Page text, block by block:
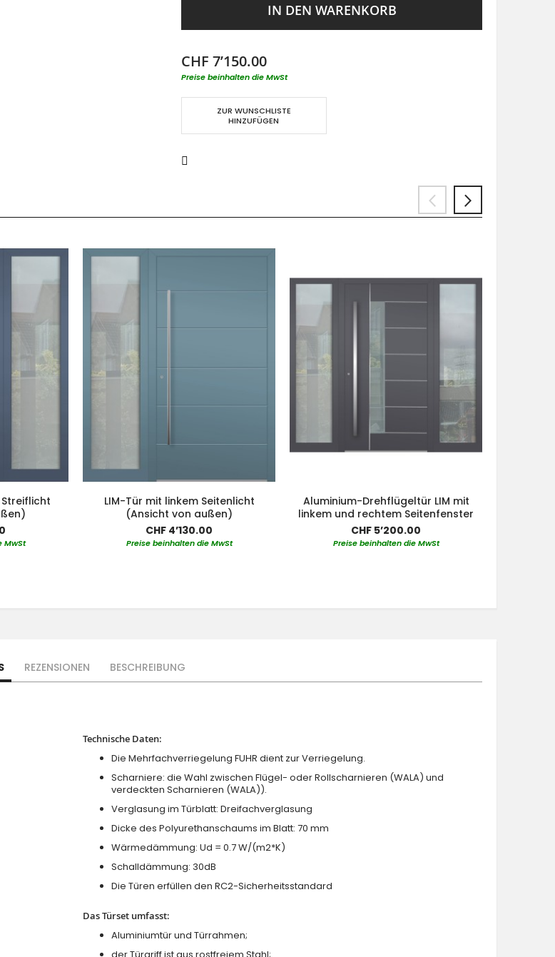
IN DEN WARENKORB
CHF 7’150.00
Preise beinhalten die MwSt
ZUR WUNSCHLISTE
HINZUFÜGEN
MwSt
LIM-Tür mit linkem Seitenlicht
(Ansicht von außen)
CHF 4’130.00
Preise beinhalten die MwSt
Aluminium-Drehflügeltür LIM mit
linkem und rechtem Seitenfenster
CHF 5’200.00
Preise beinhalten die MwSt
REZENSIONEN BESCHREIBUNG